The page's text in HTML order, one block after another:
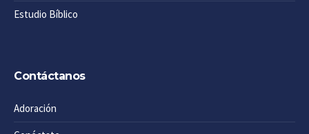
Estudio Bíblico
Contáctanos
Adoración